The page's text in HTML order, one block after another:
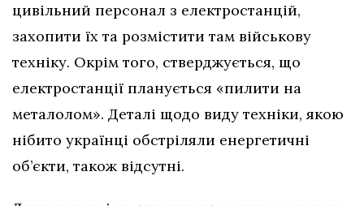
цивільний персонал з електростанцій,
захопити їх та розмістити там військову
техніку. Окрім того, стверджується, що
електростанції планується «пилити на
металолом». Деталі щодо виду техніки, якою
нібито українці обстріляли енергетичні
об’єкти, також відсутні.